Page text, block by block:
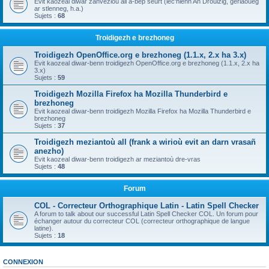
ar stlenneg, h.a.)
Sujets : 68
Troidigezh e brezhoneg
Troidigezh OpenOffice.org e brezhoneg (1.1.x, 2.x ha 3.x)
Evit kaozeal diwar-benn troidigezh OpenOffice.org e brezhoneg (1.1.x, 2.x ha
3.x)
Sujets : 59
Troidigezh Mozilla Firefox ha Mozilla Thunderbird e
brezhoneg
Evit kaozeal diwar-benn troidigezh Mozilla Firefox ha Mozilla Thunderbird e
brezhoneg
Sujets : 37
Troidigezh meziantoù all (frank a wirioù evit an darn vrasañ
anezho)
Evit kaozeal diwar-benn troidigezh ar meziantoù dre-vras
Sujets : 48
Forum
COL - Correcteur Orthographique Latin - Latin Spell Checker
A forum to talk about our successful Latin Spell Checker COL. Un forum pour
échanger autour du correcteur COL (correcteur orthographique de langue
latine).
Sujets : 18
CONNEXION